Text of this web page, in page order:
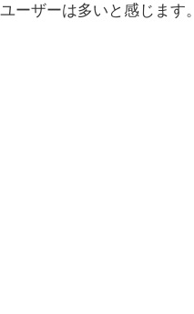
ーザーは多いと感じます。